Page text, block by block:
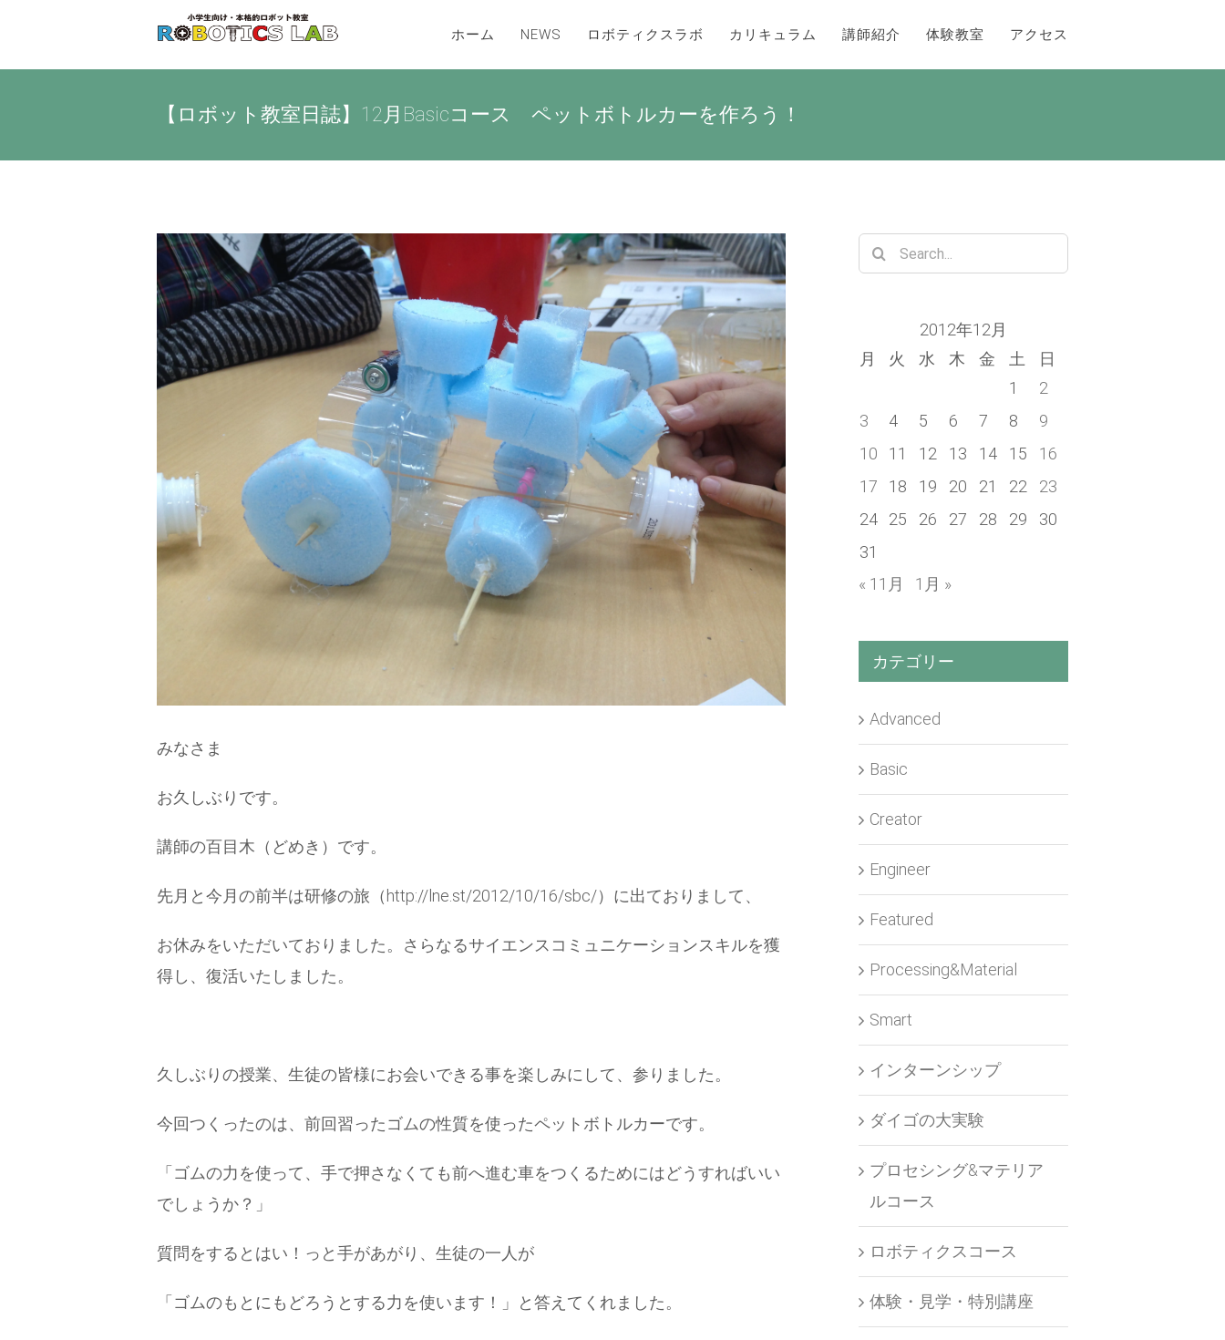
ホーム NEWS ロボティクスラボ カリキュラム 講師紹介 体験教室 アクセス
【ロボット教室日誌】12月Basicコース ペットボトルカーを作ろう！
View
Larger
Image
みなさま
お久しぶりです。
講師の百目木（どめき）です。
先月と今月の前半は研修の旅（http://lne.st/2012/10/16/sbc/）に出ておりまして、
お休みをいただいておりました。さらなるサイエンスコミュニケーションスキルを獲
得し、復活いたしました。
久しぶりの授業、生徒の皆様にお会いできる事を楽しみにして、参りました。
今回つくったのは、前回習ったゴムの性質を使ったペットボトルカーです。
「ゴムの力を使って、手で押さなくても前へ進む車をつくるためにはどうすればいい
でしょうか？」
質問をするとはい！っと手があがり、生徒の一人が
「ゴムのもとにもどろうとする力を使います！」と答えてくれました。
Search
for:
2012年12月
月
火 水 木 金 土
日
1
2
3
4 5 6 7 8
9
10
11 12 13 14 15
16
17
18 19 20 21 22
23
24
25 26 27 28 29
30
31
« 11月
1月 »
カテゴリー
Advanced
Basic
Creator
Engineer
Featured
Processing&Material
Smart
インターンシップ
ダイゴの大実験
プロセシング&マテリア
ルコース
ロボティクスコース
体験・見学・特別講座